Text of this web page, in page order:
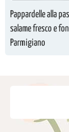
Pappardelle alla
salame fresco e
Parmigiano